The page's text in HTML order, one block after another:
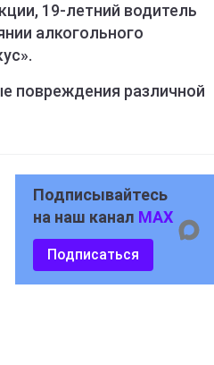
19-летний водитель
алкогольного
повреждения различной
Подписывайтесь
на наш канал MAX
Подписаться